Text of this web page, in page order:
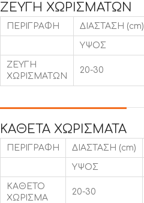
ΖΕΥΓΗ ΧΩΡΙΣΜΑΤΩΝ
ΠΕΡΙΓΡΑΦΗ ΔΙΑΣΤΑΣΗ (cm)
ΥΨΟΣ
ΖΕΥΓΗ
ΧΩΡΙΣΜΑΤΩΝ
20-30
ΚΑΘΕΤΑ ΧΩΡΙΣΜΑΤΑ
ΠΕΡΙΓΡΑΦΗ ΔΙΑΣΤΑΣΗ (cm)
ΥΨΟΣ
ΚΑΘΕΤΟ
ΧΩΡΙΣΜΑ
20-30